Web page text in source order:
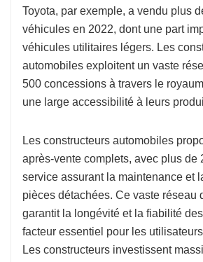
Toyota, par exemple, a vendu plus
véhicules en 2022, dont une part
véhicules utilitaires légers. Les
automobiles exploitent un vaste
500 concessions à travers le
une large accessibilité à leurs
Les constructeurs automobiles
après-vente complets, avec plus de
service assurant la maintenance et
pièces détachées. Ce vaste réseau
garantit la longévité et la fiabilité
facteur essentiel pour les
Les constructeurs investissent